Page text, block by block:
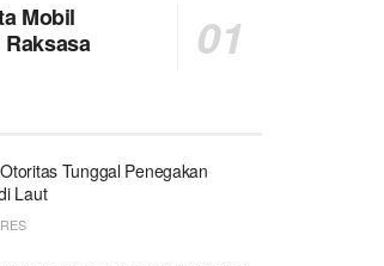
Mobil
Tunggal Penegakan
Laut